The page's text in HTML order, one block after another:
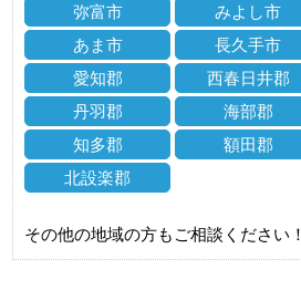
弥富市
みよし市
あま市
長久手市
愛知郡
西春日井郡
丹羽郡
海部郡
知多郡
額田郡
北設楽郡
その他の地域の方もご相談ください！